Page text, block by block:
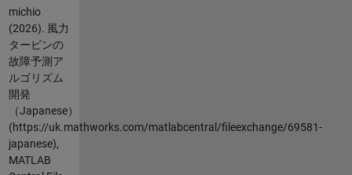
michio
(2026). 風力
タービンの
故障予測ア
ルゴリズム
開発
（Japanese）
(https://uk.mathworks.com/matlabcentral/fileexchange/69581-
japanese),
MATLAB